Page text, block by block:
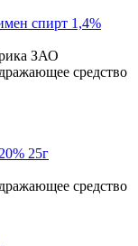
спирт 1,4%
ЗАО
средство
25г
средство